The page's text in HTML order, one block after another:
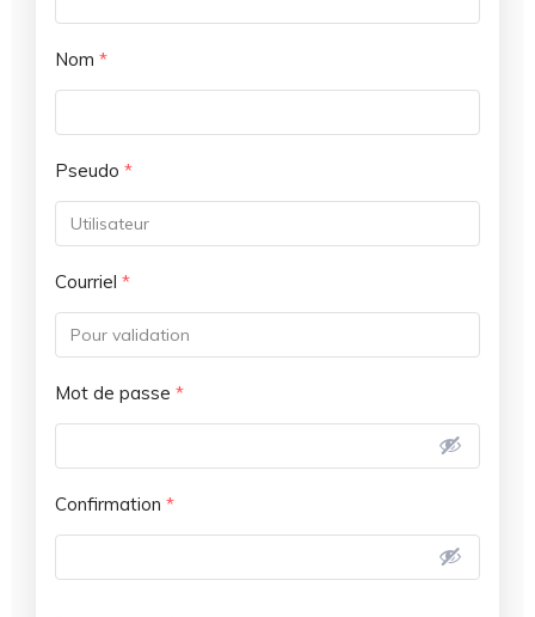
Nom *
Pseudo *
Courriel *
Mot de passe *
Confirmation *